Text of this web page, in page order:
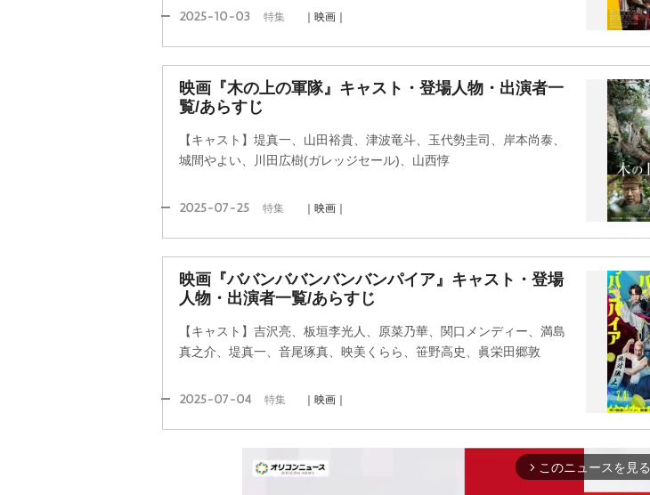
2025-10-03 特集 ｜映画｜
映画『木の上の軍隊』キャスト・登場人物・出演者一
覧/あらすじ
【キャスト】堤真一、山田裕貴、津波竜斗、玉代勢圭司、岸本尚泰、
城間やよい、川田広樹(ガレッジセール)、山西惇
2025-07-25 特集 ｜映画｜
映画『ババンババンバンバンパイア』キャスト・登場
人物・出演者一覧/あらすじ
【キャスト】吉沢亮、板垣李光人、原菜乃華、関口メンディー、満島
真之介、堤真一、音尾琢真、映美くらら、笹野高史、眞栄田郷敦
2025-07-04 特集 ｜映画｜
arrow_forward_ios このニュースを見る